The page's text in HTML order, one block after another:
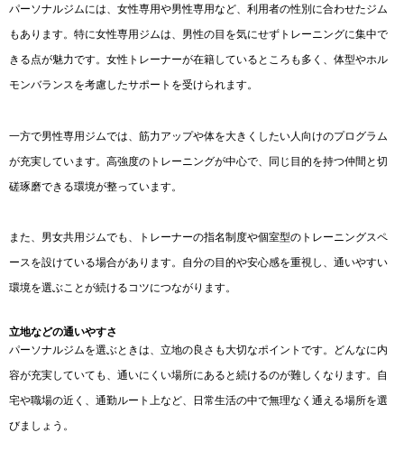
パーソナルジムには、女性専用や男性専用など、利用者の性別に合わせたジム
もあります。特に女性専用ジムは、男性の目を気にせずトレーニングに集中で
きる点が魅力です。女性トレーナーが在籍しているところも多く、体型やホル
モンバランスを考慮したサポートを受けられます。
一方で男性専用ジムでは、筋力アップや体を大きくしたい人向けのプログラム
が充実しています。高強度のトレーニングが中心で、同じ目的を持つ仲間と切
磋琢磨できる環境が整っています。
また、男女共用ジムでも、トレーナーの指名制度や個室型のトレーニングスペ
ースを設けている場合があります。自分の目的や安心感を重視し、通いやすい
環境を選ぶことが続けるコツにつながります。
立地などの通いやすさ
パーソナルジムを選ぶときは、立地の良さも大切なポイントです。どんなに内
容が充実していても、通いにくい場所にあると続けるのが難しくなります。自
宅や職場の近く、通勤ルート上など、日常生活の中で無理なく通える場所を選
びましょう。